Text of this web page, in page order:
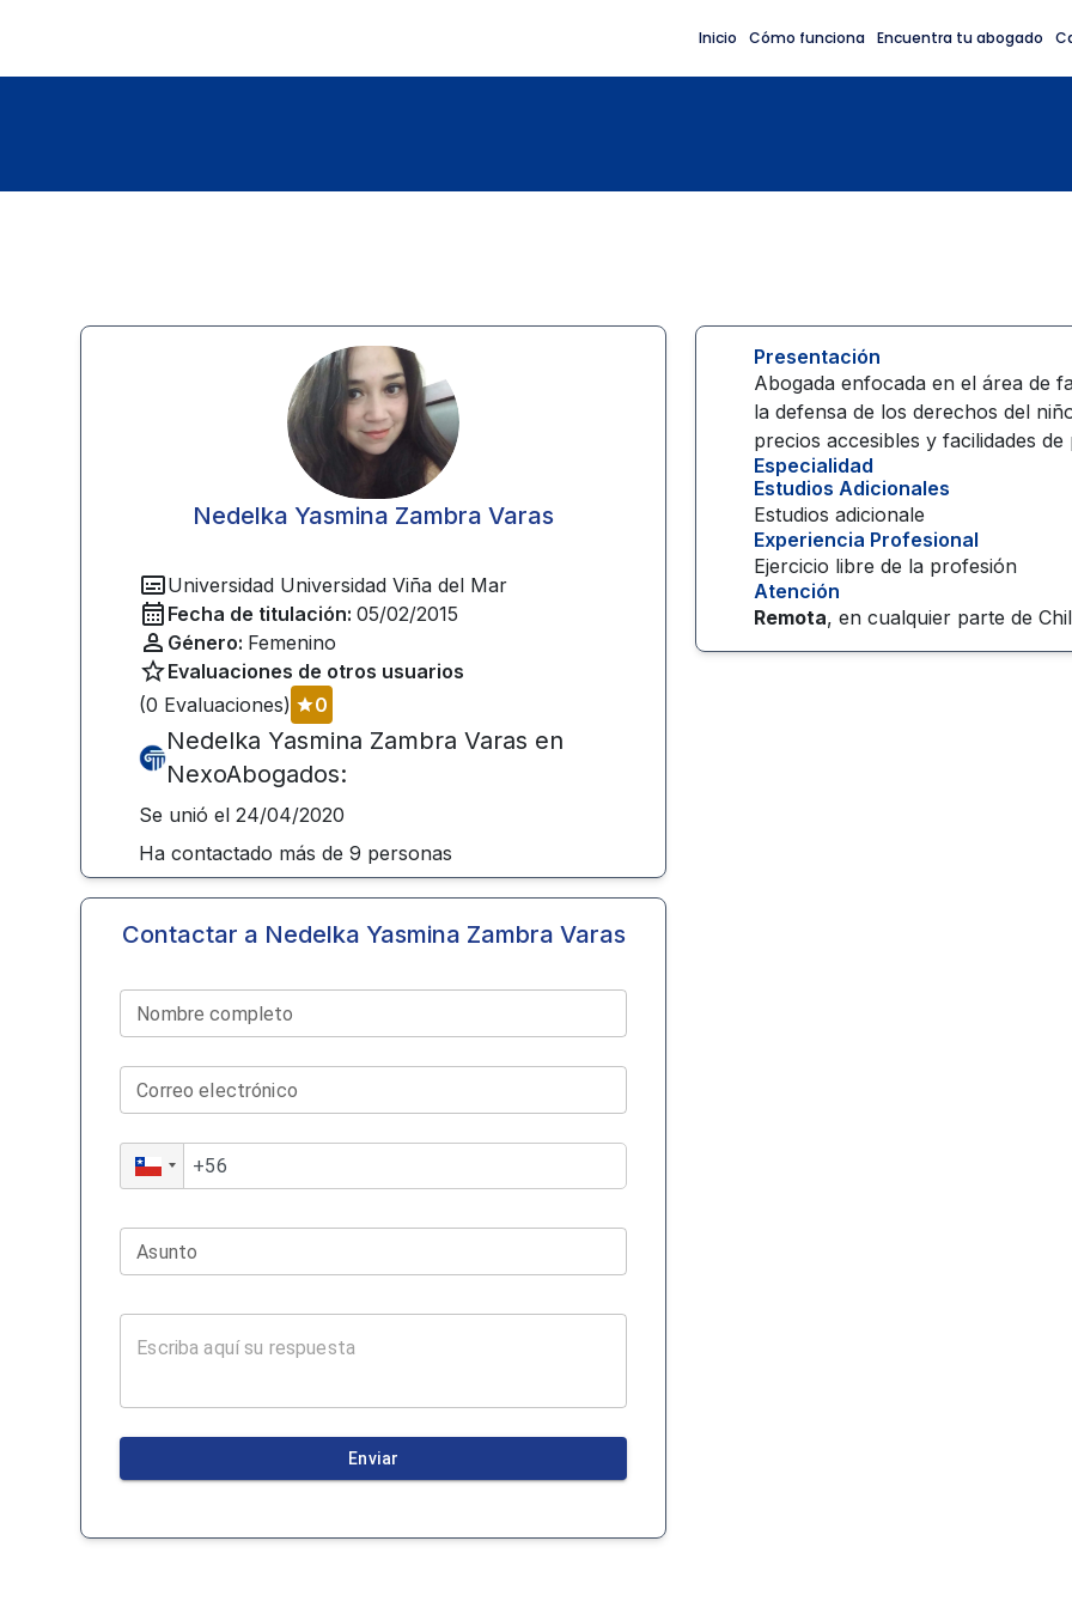
Inicio Cómo funciona Encuentra tu abogado
Nedelka Yasmina Zambra Varas
Universidad Universidad Viña del Mar
Fecha de titulación: 05/02/2015
Género: Femenino
Evaluaciones de otros usuarios
(0 Evaluaciones) 0
Nedelka Yasmina Zambra Varas en
NexoAbogados:
Se unió el 24/04/2020
Ha contactado más de9 personas
Contactar a Nedelka Yasmina Zambra Varas
Nombre completo
Correo electrónico
Asunto
Enviar
Presentación
Abogada enfocada en el área de
la defensa de los derechos del
precios accesibles y facilidades de
Especialidad
Estudios Adicionales
Estudios adicionale
Experiencia Profesional
Ejercicio libre de la profesión
Atención
Remota, en cualquier parte de